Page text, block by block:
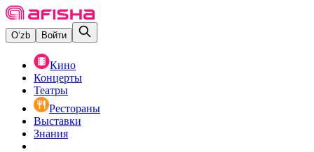
O‘zb Войти
Кино
Концерты
Театры
Рестораны
Выставки
Знания